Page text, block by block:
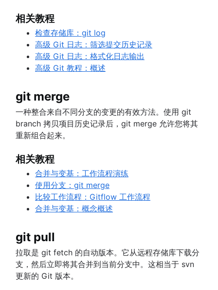
相关教程
检查存储库：git log
高级 Git 日志：筛选提交历史记录
高级 Git 日志：格式化日志输出
高级 Git 教程：概述
git merge
一种整合来自不同分支的变更的有效方法。使用 git
branch 拷贝项目历史记录后，git merge 允许您将其
重新组合起来。
相关教程
合并与变基：工作流程演练
使用分支：git merge
比较工作流程：Gitflow 工作流程
合并与变基：概念概述
git pull
拉取是 git fetch 的自动版本。它从远程存储库下载分
支，然后立即将其合并到当前分支中。这相当于 svn
更新的 Git 版本。